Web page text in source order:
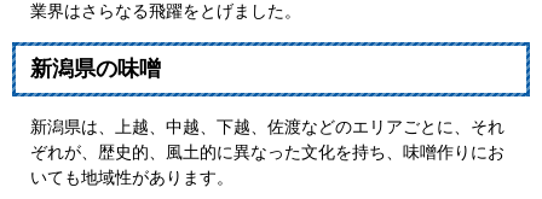
業界はさらなる飛躍をとげました。
新潟県の味噌
新潟県は、上越、中越、下越、佐渡などのエリアごとに、それ
ぞれが、歴史的、風土的に異なった文化を持ち、味噌作りにお
いても地域性があります。